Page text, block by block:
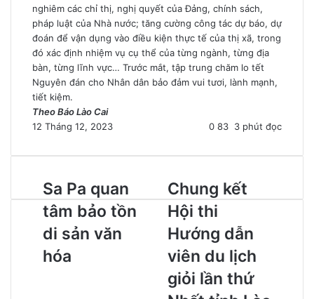
nghiêm các chỉ thị, nghị quyết của Đảng, chính sách,
pháp luật của Nhà nước; tăng cường công tác dự báo, dự
đoán để vận dụng vào điều kiện thực tế của thị xã, trong
đó xác định nhiệm vụ cụ thể của từng ngành, từng địa
bàn, từng lĩnh vực… Trước mắt, tập trung chăm lo tết
Nguyên đán cho Nhân dân bảo đảm vui tươi, lành mạnh,
tiết kiệm.
Theo Báo Lào Cai
12 Tháng 12, 2023
0 83 3 phút đọc
Sa Pa quan
tâm bảo tồn
di sản văn
hóa
Chung kết
Hội thi
Hướng dẫn
viên du lịch
giỏi lần thứ